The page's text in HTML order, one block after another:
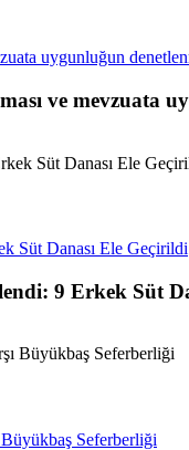
uygunluğun
ve mevzuata
Süt Danası Ele Geçirildi
9 Erkek Süt
Büyükbaş Seferberliği